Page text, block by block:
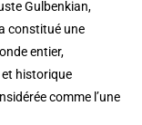
Gulbenkian,
constitué une
entier,
historique
comme l’une